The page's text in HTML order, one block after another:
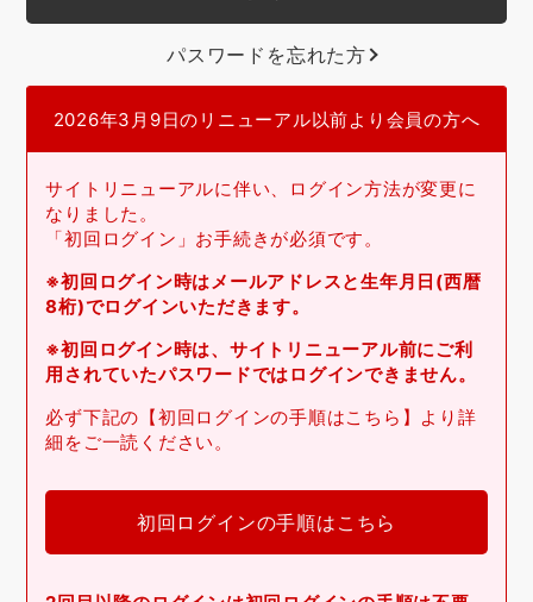
パスワードを忘れた方
2026年3月9日のリニューアル以前より会員の方へ
サイトリニューアルに伴い、ログイン方法が変更に
なりました。
「初回ログイン」お手続きが必須です。
※初回ログイン時はメールアドレスと生年月日(西暦
8桁)でログインいただきます。
※初回ログイン時は、サイトリニューアル前にご利
用されていたパスワードではログインできません。
必ず下記の【初回ログインの手順はこちら】より詳
細をご一読ください。
初回ログインの手順はこちら